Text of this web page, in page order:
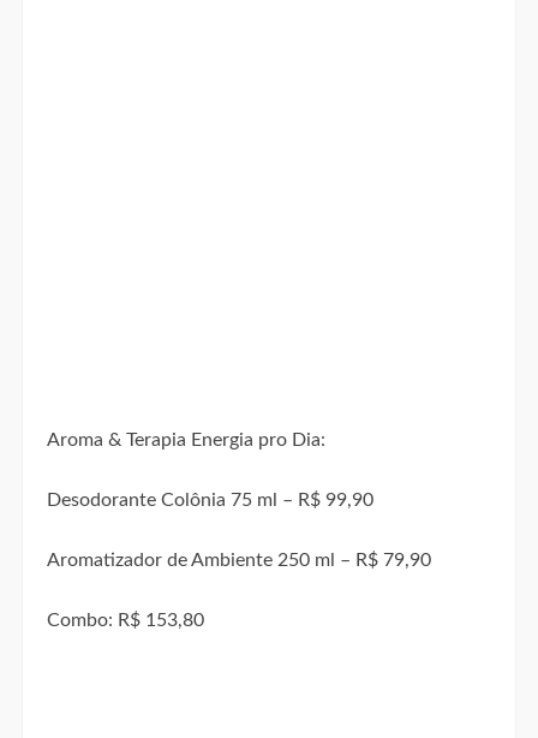
Aroma & Terapia Energia pro Dia:
Desodorante Colônia 75 ml – R$ 99,90
Aromatizador de Ambiente 250 ml – R$ 79,90
Combo: R$ 153,80